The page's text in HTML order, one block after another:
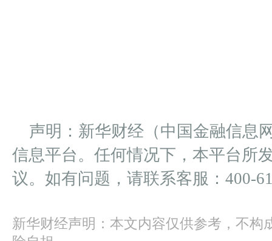
声明：新华财经（中国金融信息
信息平台。任何情况下，本平台所
议。如有问题，请联系客服：400-
新华财经声明：本文内容仅供参考，不构